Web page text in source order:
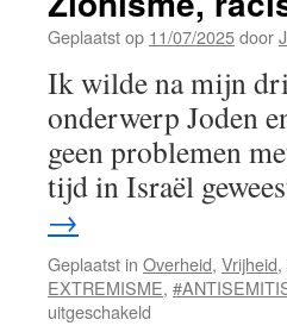
Geplaatst op 11/07/2025door
Ik wilde na mijn
onderwerp Joden
geen problemen
tijd in Israël
→
Geplaatst in Overheid, Vrijheid,
EXTREMISME,
uitgeschakeld